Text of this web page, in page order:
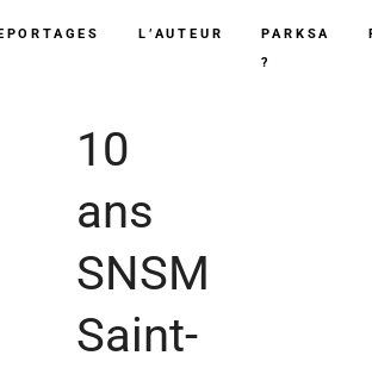
L’AUTEUR
PARKSA
?
10
ans
SNSM
Saint-